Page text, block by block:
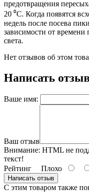
предотвращения
20 ⁰С. Когда появятся
недель после посева
зависимости от времени
света.
Нет отзывов об этом
Написать
Ваше имя:
Ваш отзыв
Внимание: HTML не
текст!
Рейтинг Плохо
Написать отзыв
С этим товаром также